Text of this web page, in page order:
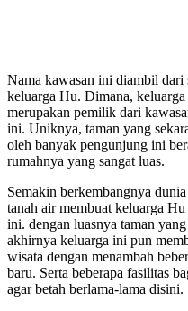
Nama kawasan ini diambil dari
keluarga Hu. Dimana,
merupakan pemilik dari
ini. Uniknya, taman yang
oleh banyak pengunjung ini
rumahnya yang sangat luas.
Semakin berkembangnya
tanah air membuat keluarga
ini. dengan luasnya taman
akhirnya keluarga ini pun
wisata dengan menambah
baru. Serta beberapa fasilitas
agar betah berlama-lama disini.